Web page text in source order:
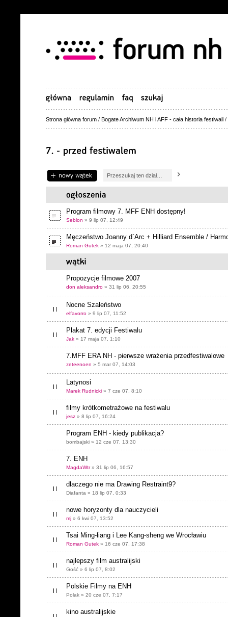
Strona główna forum / Bogate Archiwum NH i AFF - cała historia festiwali /
Napisz wątek
Program filmowy 7. MFF ENH dostępny!
Seblon » 9 lip 07, 12:49
Męczeństwo Joanny d`Arc + Hilliard Ensemble /
Roman Gutek » 12 maja 07, 20:40
Propozycje filmowe 2007
don aleksandro » 31 lip 06, 20:55
Nocne Szaleństwo
elfavorro » 9 lip 07, 11:52
Plakat 7. edycji Festiwalu
Jak » 17 maja 07, 1:10
7.MFF ERA NH - pierwsze wrażenia przedfestiwalowe
zeteenoen » 5 mar 07, 14:03
Latynosi
Marek Rudnicki » 7 cze 07, 8:10
filmy krótkometrażowe na festiwalu
jesz » 8 lip 07, 16:24
Program ENH - kiedy publikacja?
bombajski » 12 cze 07, 13:30
7. ENH
MagdaWtr» 31 lip 06, 16:57
dlaczego nie ma Drawing Restraint9?
Diafanta » 18 lip 07, 0:33
nowe horyzonty dla nauczycieli
mj » 6 kwi 07, 13:52
Tsai Ming-liang i Lee Kang-sheng we Wrocławiu
Roman Gutek » 16 cze 07, 17:38
najlepszy film australijski
Gość » 6 lip 07, 8:02
Polskie Filmy na ENH
Polak » 20 cze 07, 7:17
kino australijskie